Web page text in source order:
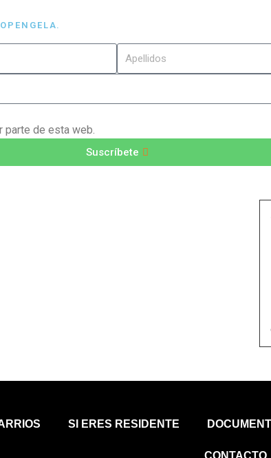
parte de esta web.
Suscríbete
SI ERES RESIDENTE
CONTACTO